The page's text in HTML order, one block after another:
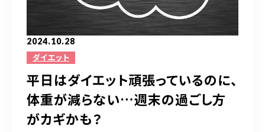
2024.10.28
ダイエット
平日はダイエット頑張っているのに、
体重が減らない…週末の過ごし方
がカギかも？
完全予約制（日曜除く）